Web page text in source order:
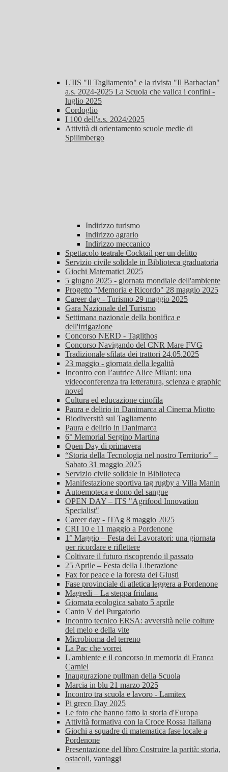
L'IIS "Il Tagliamento" e la rivista "Il Barbacian"
a.s. 2024-2025 La Scuola che valica i confini -
luglio 2025
Cordoglio
I 100 dell'a.s. 2024/2025
Attività di orientamento scuole medie di
Spilimbergo
Indirizzo turismo
Indirizzo agrario
Indirizzo meccanico
Spettacolo teatrale Cocktail per un delitto
Servizio civile solidale in Biblioteca graduatoria
Giochi Matematici 2025
5 giugno 2025 - giornata mondiale dell'ambiente
Progetto "Memoria e Ricordo" 28 maggio 2025
Career day - Turismo 29 maggio 2025
Gara Nazionale del Turismo
Settimana nazionale della bonifica e
dell'irrigazione
Concorso NERD - Taglithos
Concorso Navigando del CNR Mare FVG
Tradizionale sfilata dei trattori 24.05.2025
23 maggio - giornata della legalità
Incontro con l’autrice Alice Milani: una
videoconferenza tra letteratura, scienza e graphic
novel
Cultura ed educazione cinofila
Paura e delirio in Danimarca al Cinema Miotto
Biodiversità sul Tagliamento
Paura e delirio in Danimarca
6° Memorial Sergino Martina
Open Day di primavera
“Storia della Tecnologia nel nostro Territorio” –
Sabato 31 maggio 2025
Servizio civile solidale in Biblioteca
Manifestazione sportiva tag rugby a Villa Manin
Autoemoteca e dono del sangue
OPEN DAY – ITS "Agrifood Innovation
Specialist"
Career day - ITAg 8 maggio 2025
CRI 10 e 11 maggio a Pordenone
1° Maggio – Festa dei Lavoratori: una giornata
per ricordare e riflettere
Coltivare il futuro riscoprendo il passato
25 Aprile – Festa della Liberazione
Fax for peace e la foresta dei Giusti
Fase provinciale di atletica leggera a Pordenone
Magredi – La steppa friulana
Giornata ecologica sabato 5 aprile
Canto V del Purgatorio
Incontro tecnico ERSA: avversità nelle colture
del melo e della vite
Microbioma del terreno
La Pac che vorrei
L'ambiente e il concorso in memoria di Franca
Carniel
Inaugurazione pullman della Scuola
Marcia in blu 21 marzo 2025
Incontro tra scuola e lavoro - Lamitex
Pi greco Day 2025
Le foto che hanno fatto la storia d'Europa
Attività formativa con la Croce Rossa Italiana
Giochi a squadre di matematica fase locale a
Pordenone
Presentazione del libro Costruire la parità: storia,
ostacoli, vantaggi